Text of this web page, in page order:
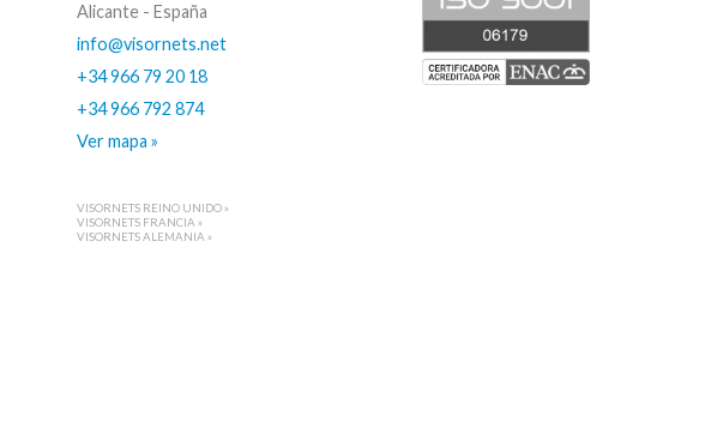
Alicante - España
info@visornets.net
+34 966 79 20 18
+34 966 792 874
Ver mapa »
VISORNETS REINO UNIDO »
VISORNETS FRANCIA »
VISORNETS ALEMANIA »